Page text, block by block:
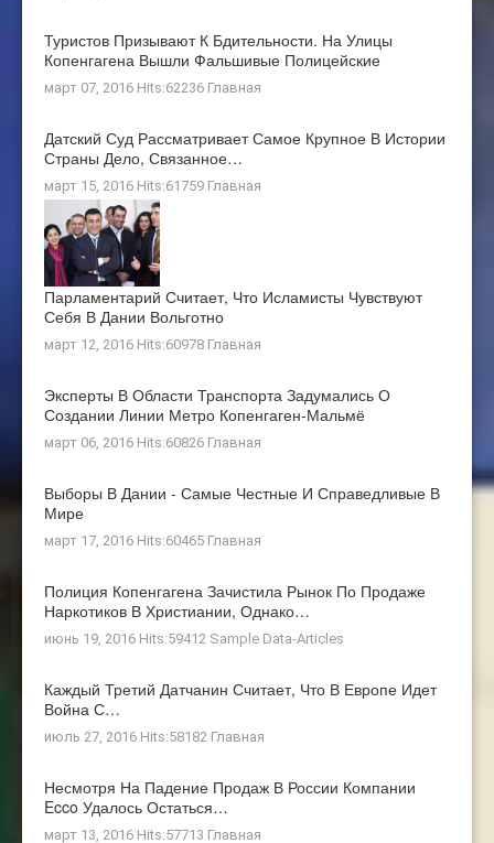
Туристов Призывают К Бдительности. На Улицы
Копенгагена Вышли Фальшивые Полицейские
март 07, 2016 Hits:62236 Главная
Датский Суд Рассматривает Самое Крупное В Истории
Страны Дело, Связанное…
март 15, 2016 Hits:61759 Главная
Парламентарий Считает, Что Исламисты Чувствуют
Себя В Дании Вольготно
март 12, 2016 Hits:60978 Главная
Эксперты В Области Транспорта Задумались О
Создании Линии Метро Копенгаген-Мальмё
март 06, 2016 Hits:60826 Главная
Выборы В Дании - Самые Честные И Справедливые В
Мире
март 17, 2016 Hits:60465 Главная
Полиция Копенгагена Зачистила Рынок По Продаже
Наркотиков В Христиании, Однако…
июнь 19, 2016 Hits:59412 Sample Data-Articles
Каждый Третий Датчанин Считает, Что В Европе Идет
Война С…
июль 27, 2016 Hits:58182 Главная
Несмотря На Падение Продаж В России Компании
Ecco Удалось Остаться…
март 13, 2016 Hits:57713 Главная